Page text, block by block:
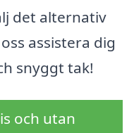
det alternativ
assistera dig
snyggt tak!
och utan